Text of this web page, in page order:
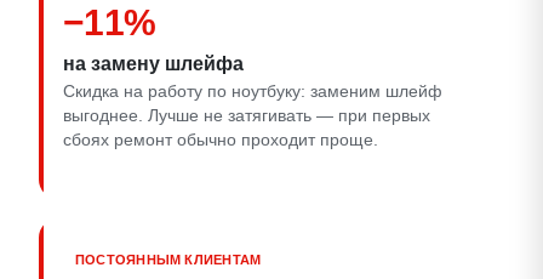
−11%
на замену шлейфа
Скидка на работу по ноутбуку: заменим шлейф
выгоднее. Лучше не затягивать — при первых
сбоях ремонт обычно проходит проще.
ПОСТОЯННЫМ КЛИЕНТАМ